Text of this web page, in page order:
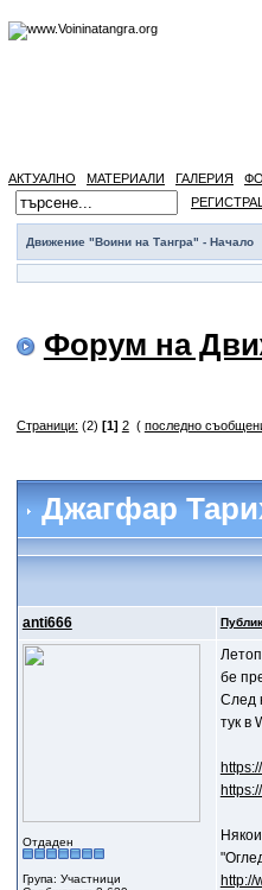
АКТУАЛНО МАТЕРИАЛИ ГАЛЕРИЯ
Движение "Воини на Тангра" - Начало
Форум на
Страници: (2) [1] 2( последно
Джагфар
anti666
Отдаден
Група: Участници
бе
След
тук в
http://